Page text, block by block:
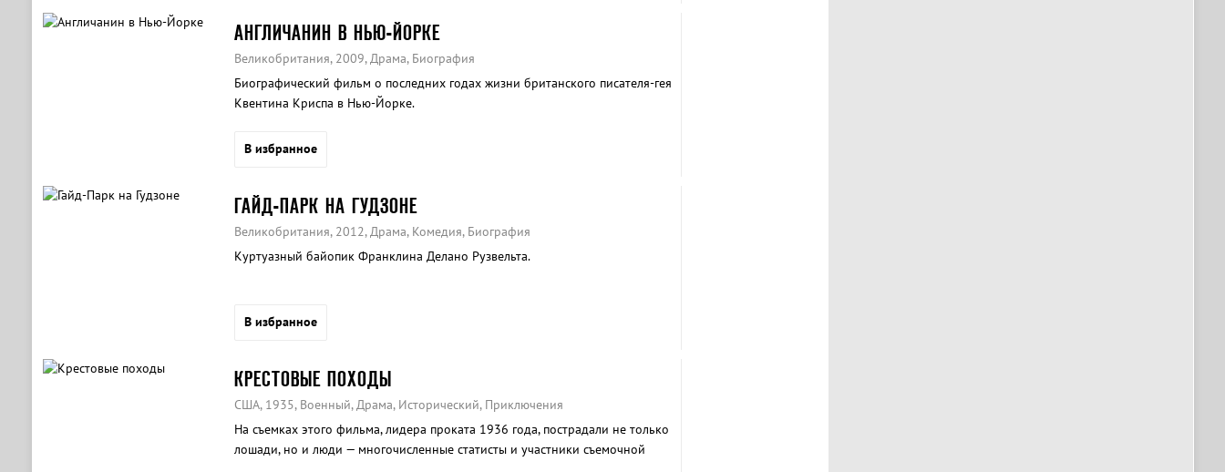
АНГЛИЧАНИН В НЬЮ-ЙОРКЕ
Великобритания, 2009, Драма, Биография
Биографический фильм о последних годах жизни британского писателя-гея
Квентина Криспа в Нью-Йорке.
В избранное
ГАЙД-ПАРК НА ГУДЗОНЕ
Великобритания, 2012, Драма, Комедия, Биография
Куртуазный байопик Франклина Делано Рузвельта.
В избранное
КРЕСТОВЫЕ ПОХОДЫ
США, 1935, Военный, Драма, Исторический, Приключения
На съемках этого фильма, лидера проката 1936 года, пострадали не только
лошади, но и люди — многочисленные статисты и участники съемочной